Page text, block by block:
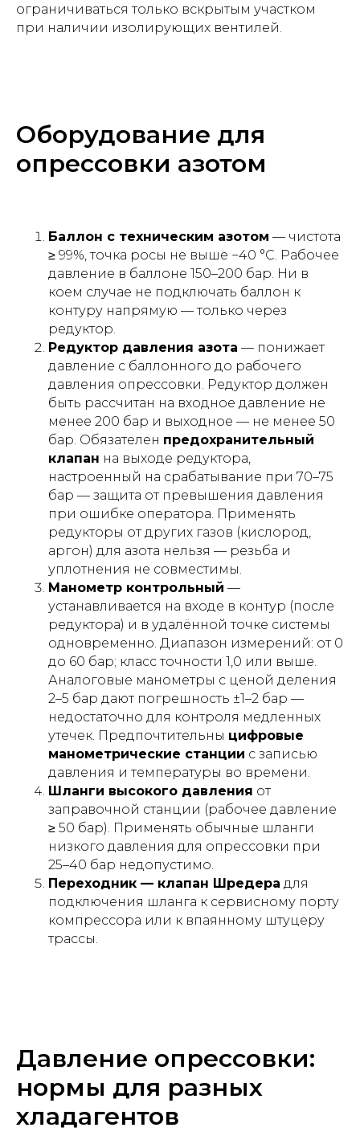
ограничиваться только вскрытым участком
при наличии изолирующих вентилей.
Оборудование для
опрессовки азотом
Баллон с техническим азотом — чистота
≥ 99%, точка росы не выше −40 °C. Рабочее
давление в баллоне 150–200 бар. Ни в
коем случае не подключать баллон к
контуру напрямую — только через
редуктор.
Редуктор давления азота — понижает
давление с баллонного до рабочего
давления опрессовки. Редуктор должен
быть рассчитан на входное давление не
менее 200 бар и выходное — не менее 50
бар. Обязателен предохранительный
клапан на выходе редуктора,
настроенный на срабатывание при 70–75
бар — защита от превышения давления
при ошибке оператора. Применять
редукторы от других газов (кислород,
аргон) для азота нельзя — резьба и
уплотнения не совместимы.
Манометр контрольный —
устанавливается на входе в контур (после
редуктора) и в удалённой точке системы
одновременно. Диапазон измерений: от 0
до 60 бар; класс точности 1,0 или выше.
Аналоговые манометры с ценой деления
2–5 бар дают погрешность ±1–2 бар —
недостаточно для контроля медленных
утечек. Предпочтительны цифровые
манометрические станции с записью
давления и температуры во времени.
Шланги высокого давления от
заправочной станции (рабочее давление
≥ 50 бар). Применять обычные шланги
низкого давления для опрессовки при
25–40 бар недопустимо.
Переходник — клапан Шредера для
подключения шланга к сервисному порту
компрессора или к впаянному штуцеру
трассы.
Давление опрессовки:
нормы для разных
хладагентов